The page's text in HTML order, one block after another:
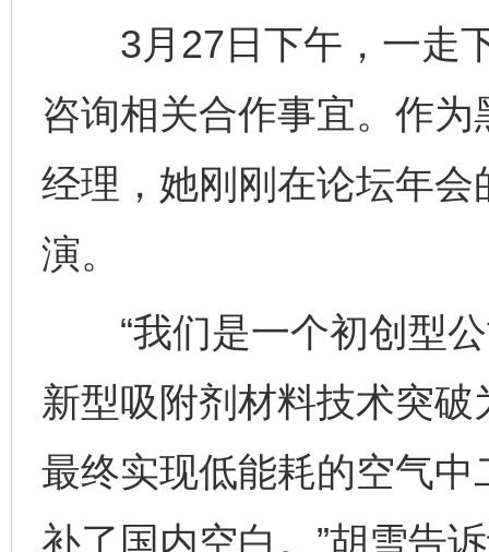
3月27日下午，一走下
咨询相关合作事宜。作
经理，她刚刚在论坛年会
演。
“我们是一个初创型公
新型吸附剂材料技术突
最终实现低能耗的空气
补了国内空白。”胡雪告